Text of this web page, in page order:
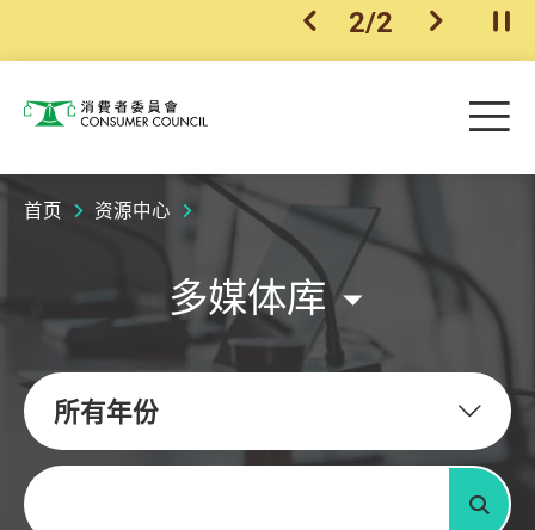
上一个
2/2 下一个开
消费者委员会 目
首页 资源中心
多媒体库
所有年份
关键字
搜寻